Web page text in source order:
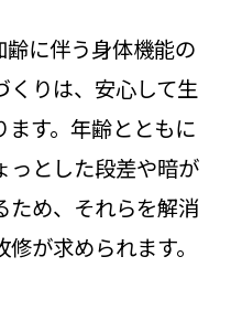
に伴う身体機能の
くりは、安心して生
す。年齢とともに
っとした段差や暗が
ため、それらを解消
が求められます。